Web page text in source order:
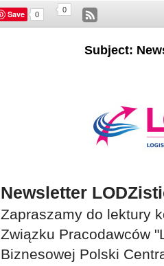
Save 0
0
Subject:
Newsletter
Zapraszamy do lektury
Związku Pracodawców
Biznesowej Polski